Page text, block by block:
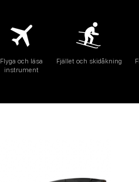
Flyga och läsa
instrument
Fjället och skidåkning